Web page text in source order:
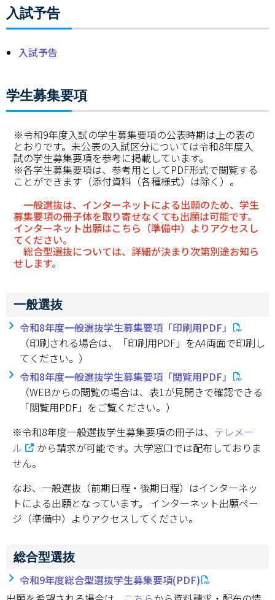
お問い合わせ窓口一覧
サイトマップ
交通アクセス
同窓会
後援会
教員一覧
編入学試験
入試予告
入試予告
学生募集要項
※令和9年度入試の学生募集要項の公表時期は上の表の
とおりです。未公表の入試区分については令和8年度入
試の学生募集要項を参考に掲載しています。
※各学生募集要項は、参考用としてPDF形式で閲覧する
ことができます（添付資料（各種様式）は除く）。
一般選抜は、インターネットによる出願のため、学生
募集要項の冊子体を取り寄せなくても出願は可能です。
インターネット出願はこちら（準備中）よりアクセスし
てください。
総合型選抜については、詳細が決まり次第別途お知ら
せします。
一般選抜
令和8年度一般選抜学生募集要項「印刷用PDF」
（印刷される場合は、「印刷用PDF」をA4両面で印刷し
てください。）
令和8年度一般選抜学生募集要項「閲覧用PDF」
（WEBからの閲覧の場合は、表1が見開きで確認できる
「閲覧用PDF」をご覧ください。）
※令和8年度一般選抜学生募集要項の冊子は、 テレメー
ル
から請求が可能です。大学窓口では配布しておりま
せん。
なお、一般選抜（前期日程・後期日程）はインターネッ
トによる出願となっています。 インターネット出願ペー
ジ（準備中）よりアクセスしてください。
総合型選抜
令和9年度総合型選抜学生募集要項(PDF)